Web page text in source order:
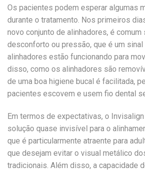
Os pacientes podem esperar algumas
durante o tratamento. Nos primeiros
novo conjunto de alinhadores, é comum
desconforto ou pressão, que é um sinal
alinhadores estão funcionando para
disso, como os alinhadores são
de uma boa higiene bucal é facilitada,
pacientes escovem e usem fio dental
Em termos de expectativas, o
solução quase invisível para o
que é particularmente atraente para
que desejam evitar o visual metálico
tradicionais. Além disso, a capacidade